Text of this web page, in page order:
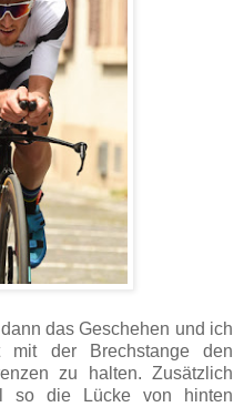
das Geschehen und ich
der Brechstange den
zu halten. Zusätzlich
so die Lücke von hinten